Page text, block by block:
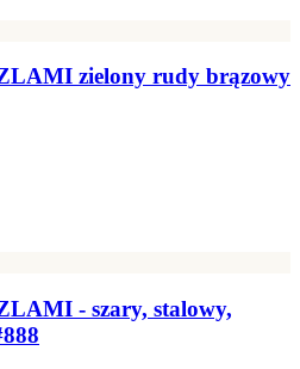
zielony rudy brązowy
- szary, stalowy,